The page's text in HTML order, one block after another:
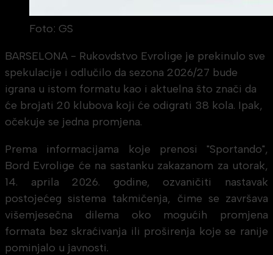
Foto: GS
BARSELONA - Rukovdstvo Evrolige je prekinulo sve
spekulacije i odlučilo da sezona 2026/27 bude
igrana u istom formatu kao i aktuelna što znači da
će brojati 20 klubova koji će odigrati 38 kola. Ipak,
očekuje se jedna promjena.
Prema informacijama koje prenosi "Sportando",
Bord Evrolige će na sastanku zakazanom za utorak,
14. aprila 2026. godine, ozvaničiti nastavak
postojećeg sistema takmičenja, čime se završava
višemjesečna dilema oko mogućih promjena
formata bez skraćivanja ili proširenja koje se ranije
pominjalo u javnosti.